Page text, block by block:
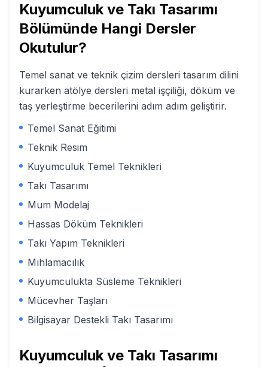
Kuyumculuk ve Takı Tasarımı
Bölümünde Hangi Dersler
Okutulur?
Temel sanat ve teknik çizim dersleri tasarım dilini
kurarken atölye dersleri metal işçiliği, döküm ve
taş yerleştirme becerilerini adım adım geliştirir.
Temel Sanat Eğitimi
Teknik Resim
Kuyumculuk Temel Teknikleri
Takı Tasarımı
Mum Modelaj
Hassas Döküm Teknikleri
Takı Yapım Teknikleri
Mıhlamacılık
Kuyumculukta Süsleme Teknikleri
Mücevher Taşları
Bilgisayar Destekli Takı Tasarımı
Kuyumculuk ve Takı Tasarımı